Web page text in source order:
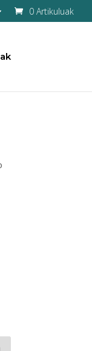
0 Artikuluak